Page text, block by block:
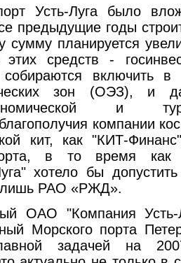
Усть-Луга было
предыдущие годы
сумму планируется
средств -
включить в
зон (ОЭЗ), и
и
компании
кит, как "КИТ-
в то время как
хотело бы
лишь РАО «РЖД».
ОАО "Компания
Морского порта
задачей на